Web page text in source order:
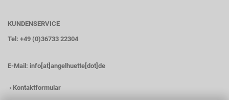
KUNDENSERVICE
Tel: +49 (0)36733 22304
E-Mail: info[at]angelhuette[dot]de
› Kontaktformular